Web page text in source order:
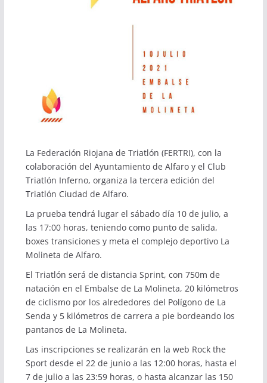
La Federación Riojana de Triatlón (FERTRI), con la
colaboración del Ayuntamiento de Alfaro y el Club
Triatlón Inferno, organiza la tercera edición del
Triatlón Ciudad de Alfaro.
La prueba tendrá lugar el sábado día 10 de julio, a
las 17:00 horas, teniendo como punto de salida,
boxes transiciones y meta el complejo deportivo La
Molineta de Alfaro.
El Triatlón será de distancia Sprint, con 750m de
natación en el Embalse de La Molineta, 20 kilómetros
de ciclismo por los alrededores del Polígono de La
Senda y 5 kilómetros de carrera a pie bordeando los
pantanos de La Molineta.
Las inscripciones se realizarán en la web Rock the
Sportdesde el 22 de junio a las 12:00 horas, hasta el
7 de julio a las 23:59 horas, o hasta alcanzar las 150